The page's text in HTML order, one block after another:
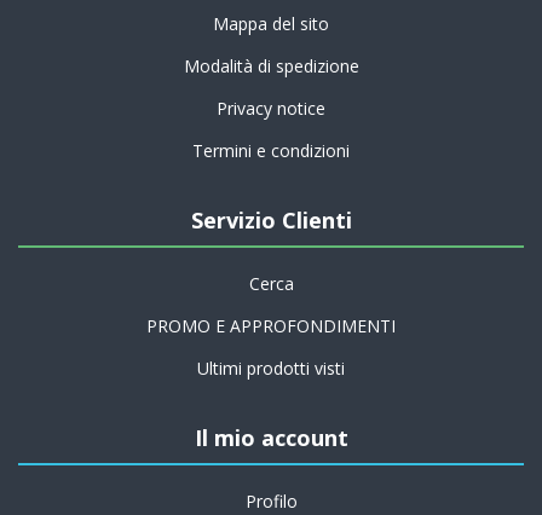
Mappa del sito
Modalità di spedizione
Privacy notice
Termini e condizioni
Servizio Clienti
Cerca
PROMO E APPROFONDIMENTI
Ultimi prodotti visti
Il mio account
Profilo